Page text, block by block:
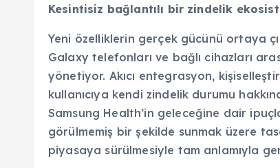
Kesintisiz bağlantılı bir zindelik
Yeni özelliklerin gerçek gücünü ortaya
Galaxy telefonları ve bağlı cihazları
yönetiyor. Akıcı entegrasyon,
kullanıcıya kendi zindelik durumu
Samsung Health’in geleceğine dair
görülmemiş bir şekilde sunmak üzere
piyasaya sürülmesiyle tam anlamıyla